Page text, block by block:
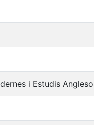
i Estudis